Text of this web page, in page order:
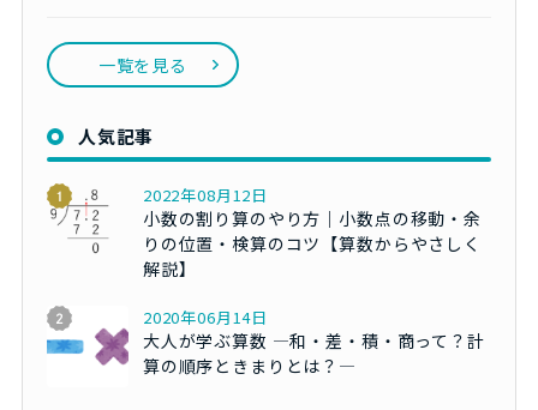
一覧を見る
人気記事
2022年08月12日
小数の割り算のやり方｜小数点の移動・余
りの位置・検算のコツ【算数からやさしく
解説】
2020年06月14日
大人が学ぶ算数 ―和・差・積・商って？計
算の順序ときまりとは？―